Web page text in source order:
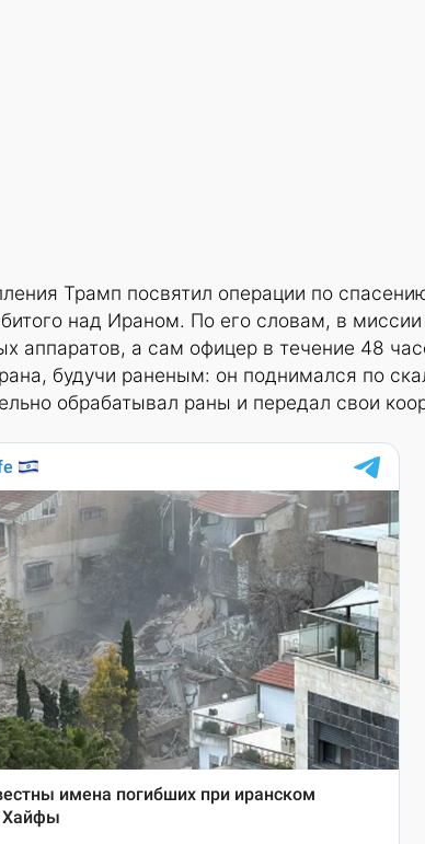
Трамп посвятил операции по
над Ираном. По его словам, в миссии
аппаратов, а сам офицер в течение 48
будучи раненым: он поднимался по
обрабатывал раны и передал свои